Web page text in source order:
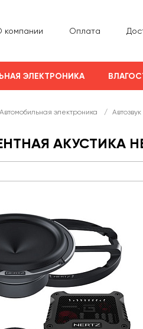
компании Оплата
ЭЛЕКТРОНИКА
Автомобильная электроника / Автозвук
АКУСТИКА